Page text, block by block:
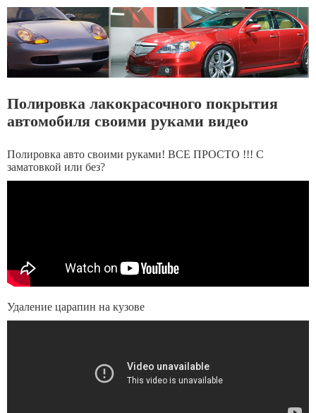
Полировка лакокрасочного покрытия
автомобиля своими руками видео
Полировка авто своими руками! ВСЕ ПРОСТО !!! С
заматовкой или без?
Удаление царапин на кузове